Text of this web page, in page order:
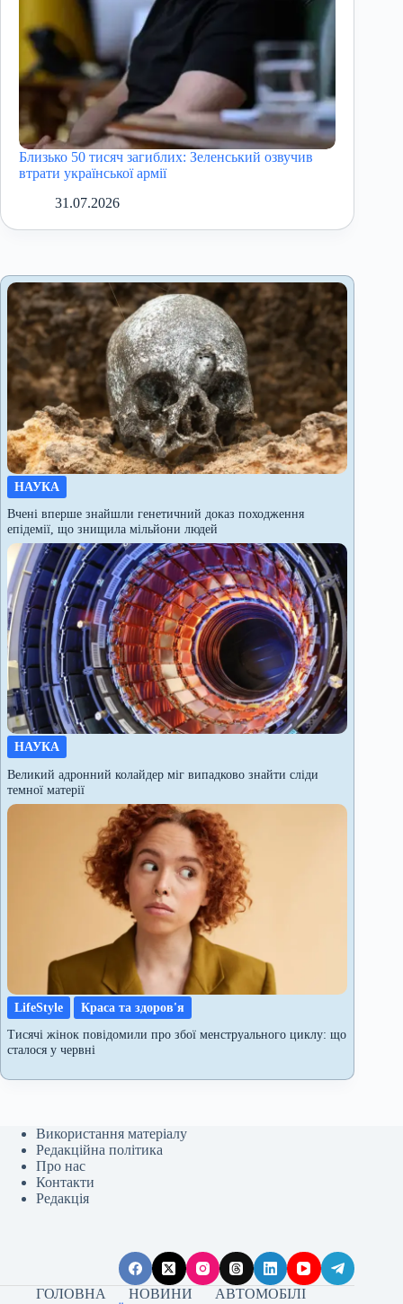
Близько 50 тисяч загиблих: Зеленський озвучив
втрати української армії
31.07.2026
НАУКА
Вчені вперше знайшли генетичний доказ походження
епідемії, що знищила мільйони людей
НАУКА
Великий адронний колайдер міг випадково знайти сліди
темної матерії
LifeStyle
Краса та здоров'я
Тисячі жінок повідомили про збої менструального циклу: що
сталося у червні
Використання матеріалу
Редакційна політика
Про нас
Контакти
Редакція
ГОЛОВНА НОВИНИ
АВТОМОБІЛІ